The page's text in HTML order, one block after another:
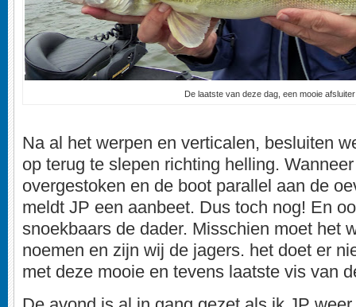
De laatste van deze dag, een mooie
Na al het werpen en verticalen, besluiten
op terug te slepen richting helling.
overgestoken en de boot parallel aan de
meldt JP een aanbeet. Dus toch nog! En
snoekbaars de dader. Misschien moet het
noemen en zijn wij de jagers. het doet er
met deze mooie en tevens laatste vis van